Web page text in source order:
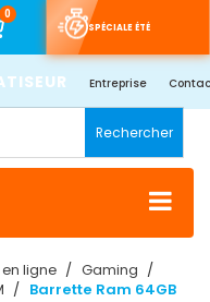
0
SPÉCIALE ÉTÉ
Entreprise
Rechercher
ligne
Gaming
Barrette Ram 64GB